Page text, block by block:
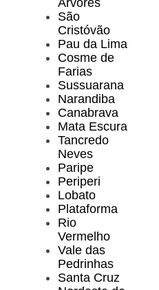
Árvores
São
Cristóvão
Pau da Lima
Cosme de
Farias
Sussuarana
Narandiba
Canabrava
Mata Escura
Tancredo
Neves
Paripe
Periperi
Lobato
Plataforma
Rio
Vermelho
Vale das
Pedrinhas
Santa Cruz